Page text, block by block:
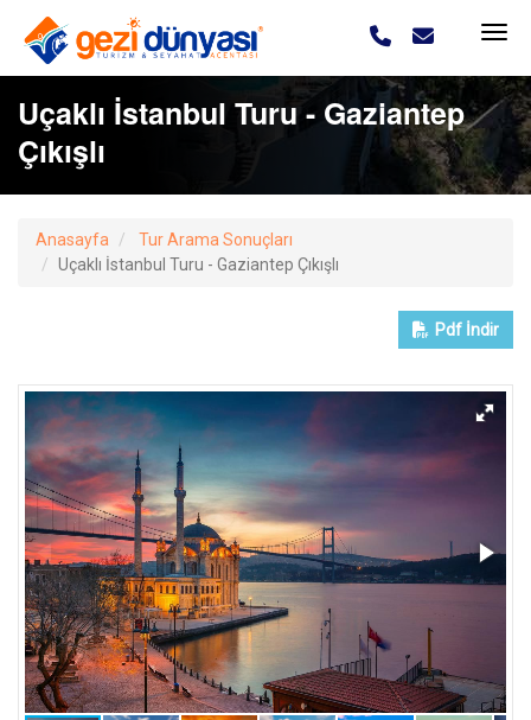
Uçaklı İstanbul Turu - Gaziantep
Çıkışlı
Anasayfa
Tur Arama Sonuçları
Uçaklı İstanbul Turu - Gaziantep Çıkışlı
Pdf İndir